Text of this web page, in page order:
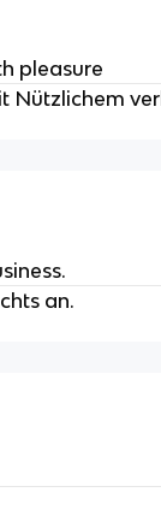
pleasure
Nützlichem
an.